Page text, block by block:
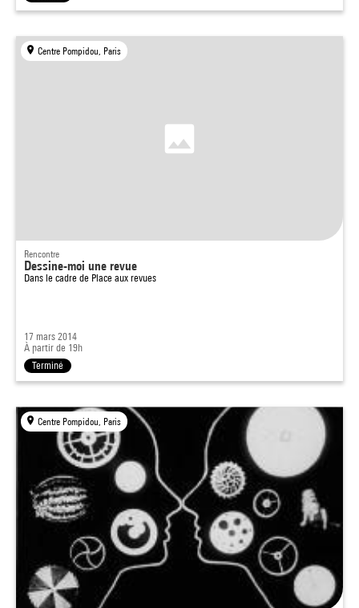
Centre Pompidou, Paris
Rencontre
Dessine-moi une revue
Dans le cadre de Place aux revues
17 mars 2014
À partir de 19h
Terminé
Centre Pompidou, Paris